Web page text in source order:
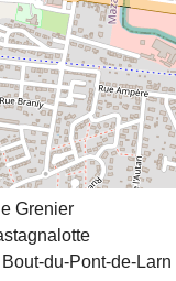
Grenier
du-Pont-de-Larn